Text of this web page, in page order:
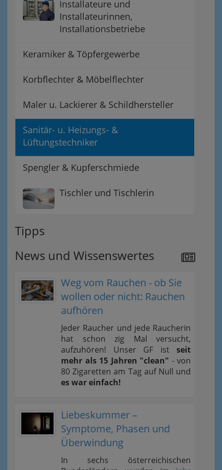
Installateure und
Installateurinnen,
Installationsbetriebe
Keramiker & Töpfergewerbe
Korbflechter & Möbelflechter
Maler u. Lackierer & Schildhersteller
Sanitär- u. Heizungs- &
Lüftungstechniker
Spengler & Kupferschmiede
Tischler und Tischlerin
Tipps
News und Wissenswertes
Weg vom Rauchen - ob Sie
wollen oder nicht: Rauchen
aufhören
Jeder Raucher und jede Raucherin
hat schon zig Mal versucht,
aufzuhören! Unser GF ist seit
mehr als 15 Jahren "clean" - von
80 Zigaretten am Tag auf Null und
es war einfach!
Liebeskummer –
Symptome, Phasen und
Überwindung
In sechs österreichischen